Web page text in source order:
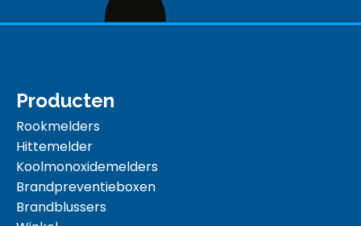
Producten
Rookmelders
Hittemelder
Koolmonoxidemelders
Brandpreventieboxen
Brandblussers